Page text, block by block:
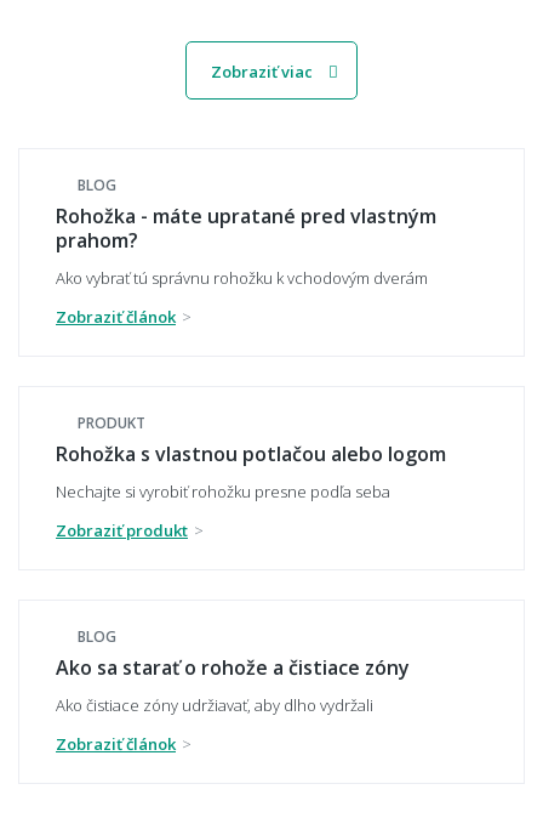
🧵 Materiál a odolnosť
Čo je kokosová rohož a na čo sa hodí?
Vydrží vonkajšia rohož mráz, dážď a sneh?
🧼 Čistenie a údržba
Zobraziť viac
BLOG
Rohožka - máte upratané pred vlastným
prahom?
Ako vybrať tú správnu rohožku k vchodovým dverám
Zobraziť článok
PRODUKT
Rohožka s vlastnou potlačou alebo logom
Nechajte si vyrobiť rohožku presne podľa seba
Zobraziť produkt
BLOG
Ako sa starať o rohože a čistiace zóny
Ako čistiace zóny udržiavať, aby dlho vydržali
Zobraziť článok